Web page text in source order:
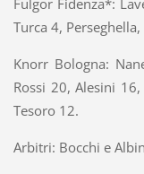
Fulgor Fidenza*:
Turca 4,
Knorr Bologna:
Rossi 20, Alesini
Tesoro 12.
Arbitri: Bocchi e